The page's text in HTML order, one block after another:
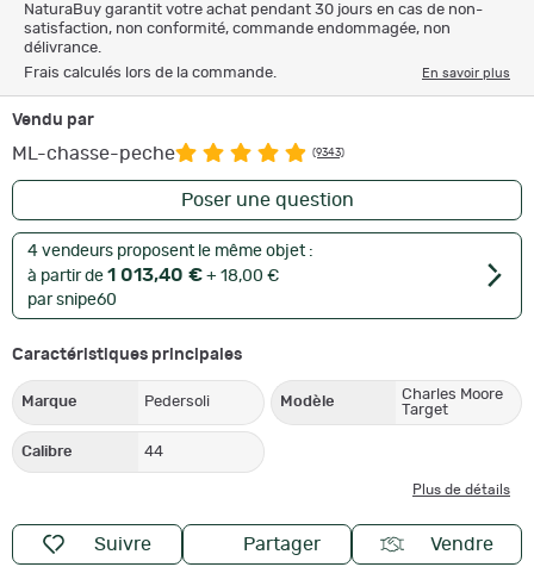
NaturaBuy garantit votre achat pendant 30 jours en cas de non-
satisfaction, non conformité, commande endommagée, non
délivrance.
Frais calculés lors de la commande.
En savoir plus
Vendu par
ML-chasse-peche (9343)
Poser une question
4 vendeurs proposent le même objet :
à partir de 1 013,40 € + 18,00 €
par snipe60
Caractéristiques principales
Marque Pedersoli Modèle
Charles Moore
Target
Calibre 44
Plus de détails
Suivre Partager Vendre